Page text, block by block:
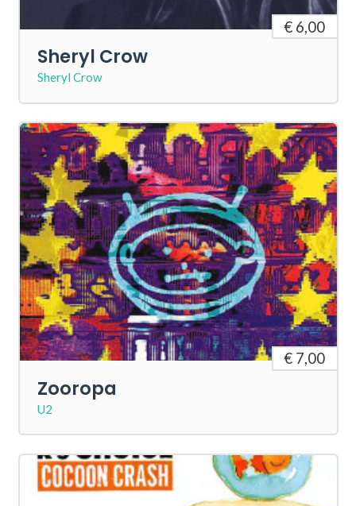
€ 6,00
Sheryl Crow
Sheryl Crow
€ 7,00
Zooropa
U2